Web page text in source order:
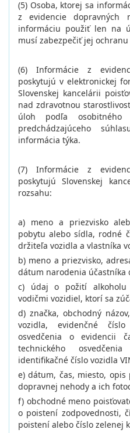
(5) Osoba, ktorej sa
z evidencie dopravných
informáciu použiť len na
musí zabezpečiť jej ochranu
(6) Informácie z
poskytujú v elektronickej
Slovenskej kancelárii
nad zdravotnou
úloh podľa
predchádzajúceho
informácia týka.
(7) Informácie z
poskytujú Slovenskej
rozsahu:
a) meno a priezvisko
pobytu alebo sídla, rodné
držiteľa vozidla a vlastníka
b) meno a priezvisko,
dátum narodenia účastníka
c) údaj o požití alkoholu
vodičmi vozidiel, ktorí sa
d) značka, obchodný
vozidla, evidenčné
osvedčenia o evidencii
technického
identifikačné číslo vozidla
e) dátum, čas, miesto,
dopravnej nehody a ich
f) obchodné meno
o poistení zodpovednosti,
poistení alebo číslo zelenej